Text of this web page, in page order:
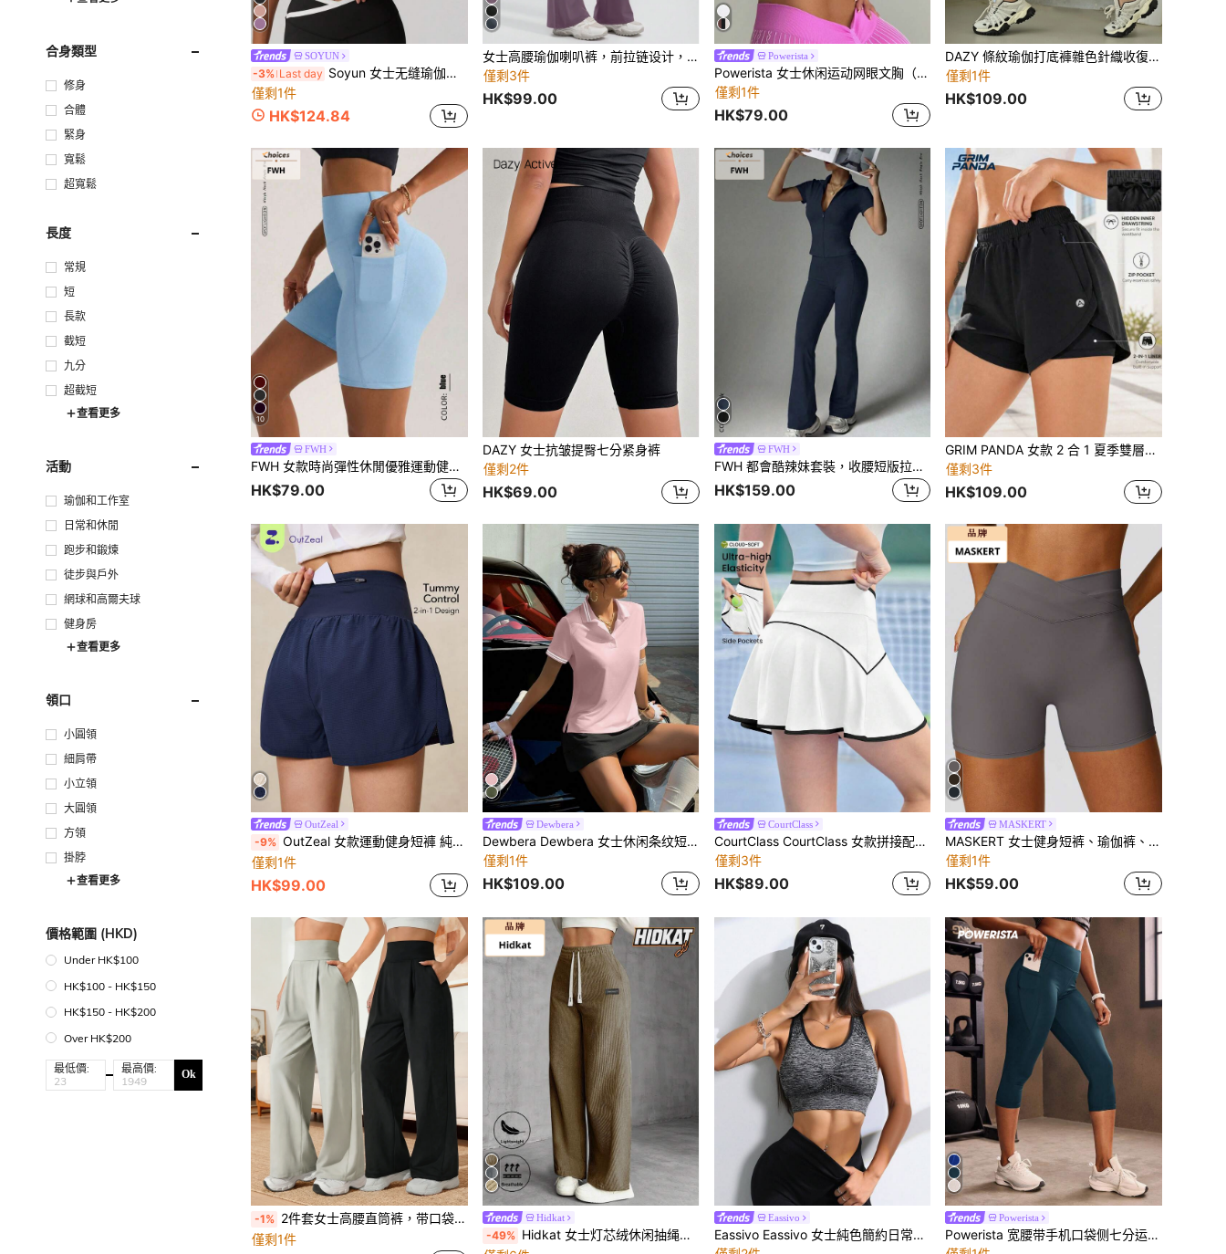
合身類型
修身
合體
緊身
寬鬆
超寬鬆
長度
常規
短
長款
截短
九分
超截短
查看更多
活動
瑜伽和工作室
日常和休閒
跑步和鍛煉
徒步與戶外
網球和高爾夫球
健身房
查看更多
領口
小圓領
細肩帶
小立領
大圓領
方領
掛脖
查看更多
價格範圍 (HKD)
Under HK$100
HK$100 - HK$150
HK$150 - HK$200
Over HK$200
最低價: 最高價: Ok
SOYUN
-3% Last day Soyun 女士无缝瑜伽上衣，裸色触感，带衬垫胸罩，适合户外瑜伽和夏季运动，黑色
僅剩1件
HK$124.84
女士高腰瑜伽喇叭裤，前拉链设计，速干提臀，适合健身和跑步，春季运动紧身裤
僅剩3件
HK$99.00
Powerista
Powerista 女士休闲运动网眼文胸（无缝）
僅剩1件
HK$79.00
DAZY 條紋瑜伽打底褲雜色針織收復競技褲襪
僅剩1件
HK$109.00
10
FWH
FWH 女款時尚彈性休閒優雅運動健身短褲 春夏百搭復古極簡修身高腰舒適跑步街頭風升級版（附口袋/性感提臀蜜桃臀瑜伽短褲）優雅復古運動短褲 春夏百搭升級版 高腰彈性設計 極簡修身 舒適貼身 性感提臀剪裁 附實用口袋
HK$79.00
DAZY 女士抗皱提臀七分紧身裤
僅剩2件
HK$69.00
FWH
FWH 都會酷辣妹套裝，收腰短版拉鍊外套搭配修身高腰喇叭褲，高領前拉鍊短版外套 & 高腰喇叭褲，收腹、提臀 & 顯腿長，瑜伽、跑步、通勤日常運動時尚，女款運動短袖拉鍊外套 + 高腰收腹褲 2 件套
HK$159.00
GRIM PANDA 女款 2 合 1 夏季雙層跑步短褲，附拉鍊口袋，快乾，適合健身瑜伽單車、日常運動、運動走路、休閒戶外健身房
僅剩3件
HK$109.00
OutZeal
-9% OutZeal 女款運動健身短褲 純色春夏網球跑步收腹高腰內襯短褲附口袋運動下著
僅剩1件
HK$99.00
Dewbera
Dewbera Dewbera 女士休闲条纹短袖运动 Polo 衫，夏季
僅剩1件
HK$109.00
CourtClass
CourtClass CourtClass 女款拼接配色口袋休閒百搭日常戶外運動運動裙褲
僅剩3件
HK$89.00
MASKERT
MASKERT 女士健身短裤、瑜伽裤、跑步运动裤、高弹力运动紧身裤
僅剩1件
HK$59.00
-1% 2件套女士高腰直筒裤，带口袋，宽松显瘦瑜伽运动裤，户外慢跑徒步休闲运动裤
僅剩1件
Hidkat
-49% Hidkat 女士灯芯绒休闲抽绳腰裤，适合日常休闲和户外穿着，春秋季款
Eassivo
Eassivo Eassivo 女士純色簡約日常運動內衣
Powerista
Powerista 宽腰带手机口袋侧七分运动紧身裤瑜伽女裤